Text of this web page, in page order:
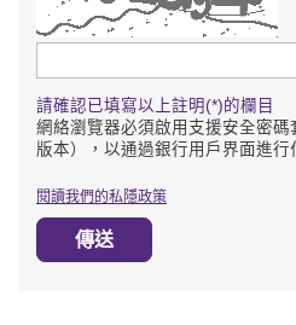
請輸入驗證碼
請確認已填寫以上註明(*)的欄目
網絡瀏覽器必須啟用支援安全密
版本），以通過銀行用戶界面進行
閱讀我們的私隱政策
傳送